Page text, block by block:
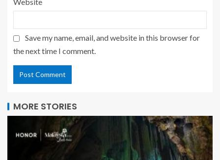
Save my name, email, and website in this browser for
the next time I comment.
MORE STORIES